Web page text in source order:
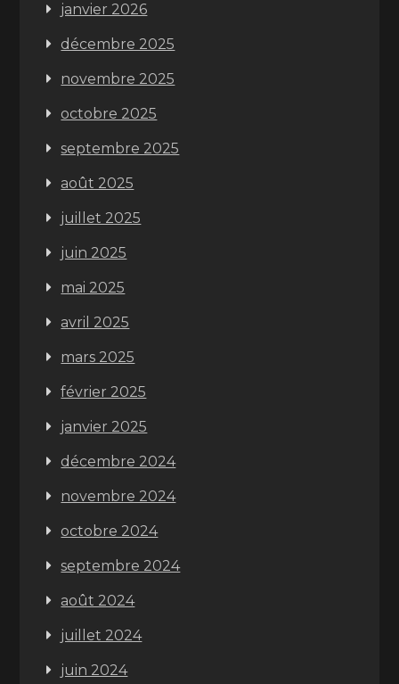
janvier 2026
décembre 2025
novembre 2025
octobre 2025
septembre 2025
août 2025
juillet 2025
juin 2025
mai 2025
avril 2025
mars 2025
février 2025
janvier 2025
décembre 2024
novembre 2024
octobre 2024
septembre 2024
août 2024
juillet 2024
juin 2024